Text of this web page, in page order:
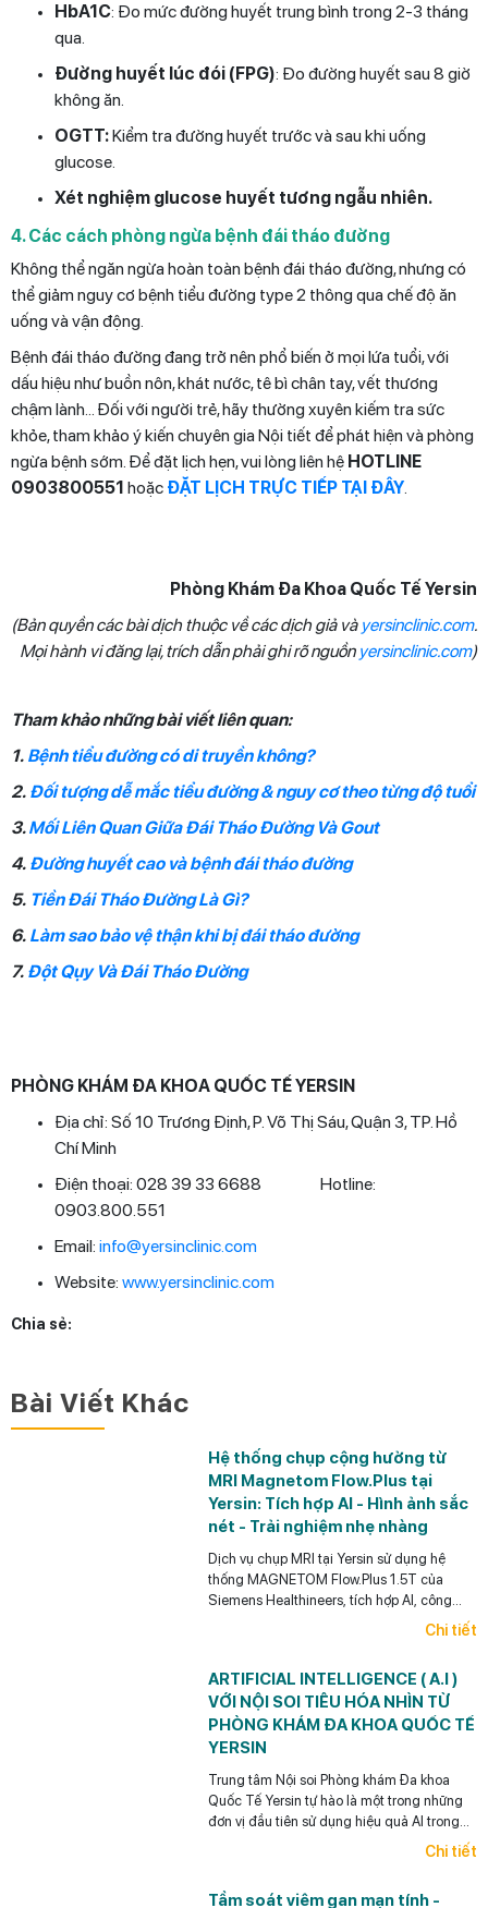
HbA1C: Đo mức đường huyết trung bình trong 2-3 tháng
qua.
Đường huyết lúc đói (FPG): Đo đường huyết sau 8 giờ
không ăn.
OGTT:Kiểm tra đường huyết trước và sau khi uống
glucose.
Xét nghiệm glucose huyết tương ngẫu nhiên.
4. Các cách phòng ngừa bệnh đái tháo đường
Không thể ngăn ngừa hoàn toàn bệnh đái tháo đường, nhưng có
thể giảm nguy cơ bệnh tiểu đường type 2 thông qua chế độ ăn
uống và vận động.
Bệnh đái tháo đường đang trở nên phổ biến ở mọi lứa tuổi, với
dấu hiệu như buồn nôn, khát nước, tê bì chân tay, vết thương
chậm lành... Đối với người trẻ, hãy thường xuyên kiếm tra sức
khỏe, tham khảo ý kiến chuyên gia Nội tiết để phát hiện và phòng
ngừa bệnh sớm. Để đặt lịch hẹn, vui lòng liên hệ HOTLINE
0903800551 hoặc ĐẶT LỊCH TRỰC TIẾP TẠI ĐÂY.
Phòng Khám Đa Khoa Quốc Tế Yersin
(Bản quyền các bài dịch thuộc về các dịch giả và yersinclinic.com.
Mọi hành vi đăng lại, trích dẫn phải ghi rõ nguồn yersinclinic.com)
Tham khảo những bài viết liên quan:
1. Bệnh tiểu đường có di truyền không?
2. Đối tượng dễ mắc tiểu đường & nguy cơ theo từng độ tuổi
3.Mối Liên Quan Giữa Đái Tháo Đường Và Gout
4. Đường huyết cao và bệnh đái tháo đường
5. Tiền Đái Tháo Đường Là Gì?
6. Làm sao bảo vệ thận khi bị đái tháo đường
7. Đột Qụy Và Đái Tháo Đường
PHÒNG KHÁM ĐA KHOA QUỐC TẾ YERSIN
Địa chỉ: Số 10 Trương Định, P. Võ Thị Sáu, Quận 3, TP. Hồ
Chí Minh
Điện thoại: 028 39 33 6688 Hotline:
0903.800.551
Email: info@yersinclinic.com
Website: www.yersinclinic.com
Chia sẻ:
Bài Viết Khác
Hệ thống chụp cộng hưởng từ
MRI Magnetom Flow.Plus tại
Yersin: Tích hợp AI - Hình ảnh sắc
nét - Trải nghiệm nhẹ nhàng
Dịch vụ chụp MRI tại Yersin sử dụng hệ
thống MAGNETOM Flow.Plus 1.5T của
Siemens Healthineers, tích hợp AI, công
nghệ Deep Resolve, khử tiếng ồn và tối ưu
Chi tiết
ARTIFICIAL INTELLIGENCE ( A.I )
VỚI NỘI SOI TIÊU HÓA NHÌN TỪ
PHÒNG KHÁM ĐA KHOA QUỐC TẾ
YERSIN
Trung tâm Nội soi Phòng khám Đa khoa
Quốc Tế Yersin tự hào là một trong những
đơn vị đầu tiên sử dụng hiệu quả AI trong
Chi tiết
Tầm soát viêm gan mạn tính -